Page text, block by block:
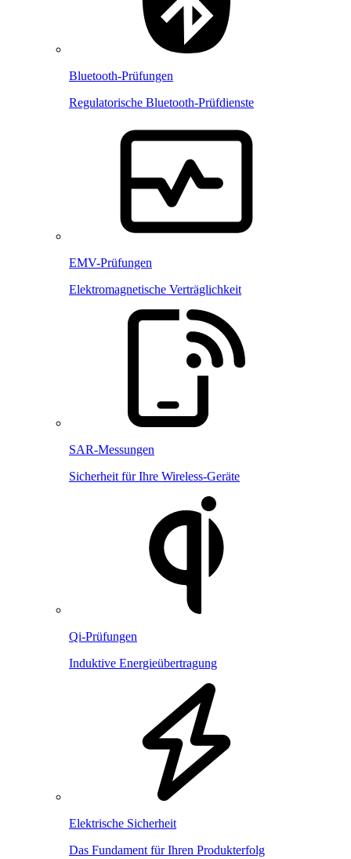
Bluetooth-Prüfungen
Regulatorische Bluetooth-Prüfdienste
EMV-Prüfungen
Elektromagnetische Verträglichkeit
SAR-Messungen
Sicherheit für Ihre Wireless-Geräte
Qi-Prüfungen
Induktive Energieübertragung
Elektrische Sicherheit
Das Fundament für Ihren Produkterfolg